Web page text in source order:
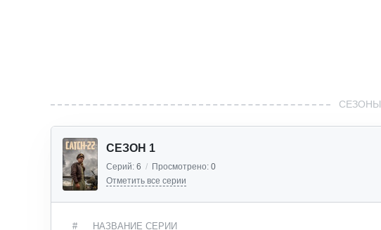
СЕЗОНЫ
СЕЗОН 1
Серий: 6 / Просмотрено: 0
Отметить все серии
# НАЗВАНИЕ СЕРИИ